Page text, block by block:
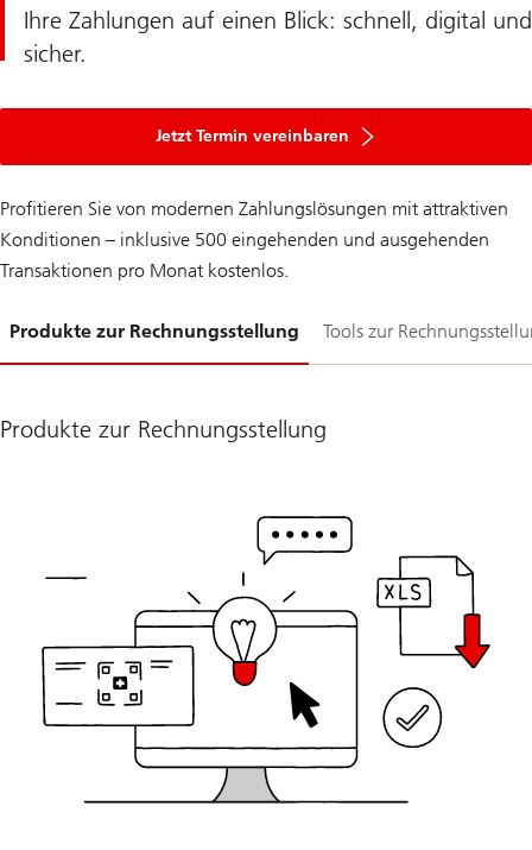
Ihre Zahlungen auf einen Blick: schnell, digital und
sicher.
Jetzt Termin vereinbaren
Profitieren Sie von modernen Zahlungslösungen mit attraktiven
Konditionen – inklusive 500 eingehenden und ausgehenden
Transaktionen pro Monat kostenlos.
Produkte zur Rechnungsstellung Tools zur
1-
Produkte zur Rechnungsstellung